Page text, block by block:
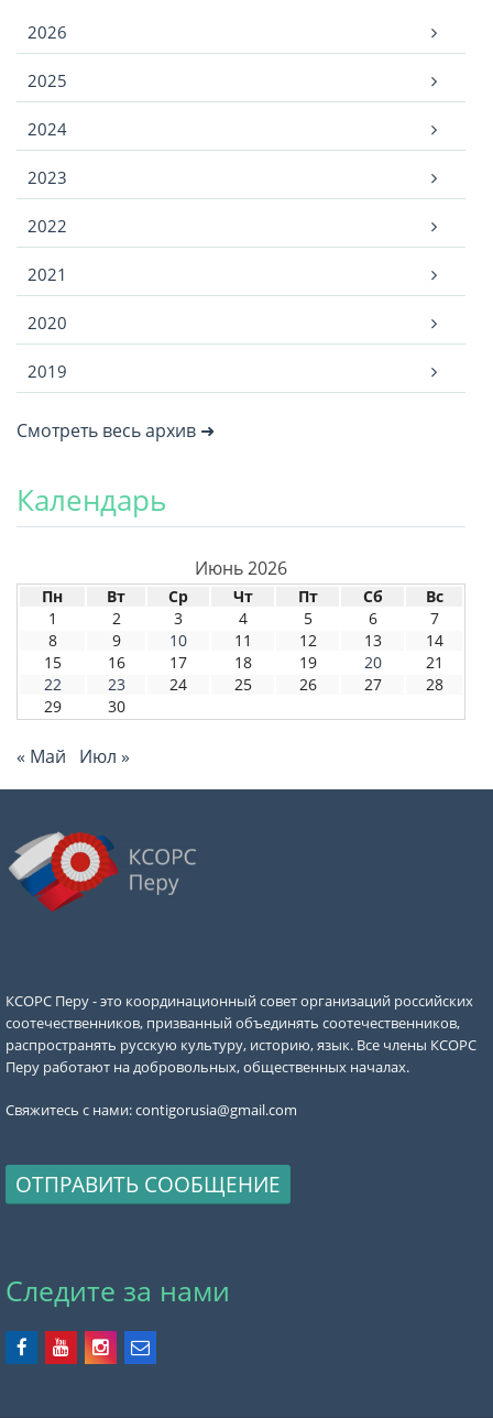
2026
2025
2024
2023
2022
2021
2020
2019
Смотреть весь архив ➜
Календарь
Июнь 2026
Пн Вт Ср Чт Пт Сб
Вс
1
2 3 4 5 6
7
8
9 10 11 12 13
14
15
16 17 18 19 20
21
22
23 24 25 26 27
28
29
30
« Май Июл »
КСОРС Перу - это координационный совет организаций российских
соотечественников, призванный объединять соотечественников,
распространять русскую культуру, историю, язык. Все члены КСОРС
Перу работают на добровольных, общественных началах.
Свяжитесь с нами:contigorusia@gmail.com
ОТПРАВИТЬ СООБЩЕНИЕ
Следите за нами